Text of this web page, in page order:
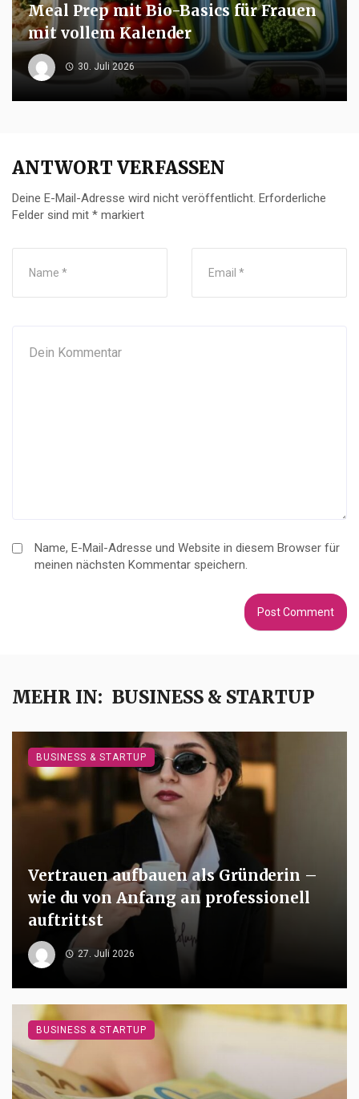
Meal Prep mit Bio-Basics für Frauen
mit vollem Kalender
30. Juli 2026
ANTWORT VERFASSEN
Deine E-Mail-Adresse wird nicht veröffentlicht. Erforderliche
Felder sind mit * markiert
Name, E-Mail-Adresse und Website in diesem Browser für
meinen nächsten Kommentar speichern.
MEHR IN: BUSINESS & STARTUP
Vertrauen aufbauen als Gründerin –
wie du von Anfang an professionell
auftrittst
27. Juli 2026
BUSINESS & STARTUP
BUSINESS & STARTUP